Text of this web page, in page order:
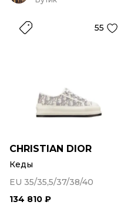
55
CHRISTIAN DIOR
Кеды
EU 35/35,5/37/38/40
134 810 ₽